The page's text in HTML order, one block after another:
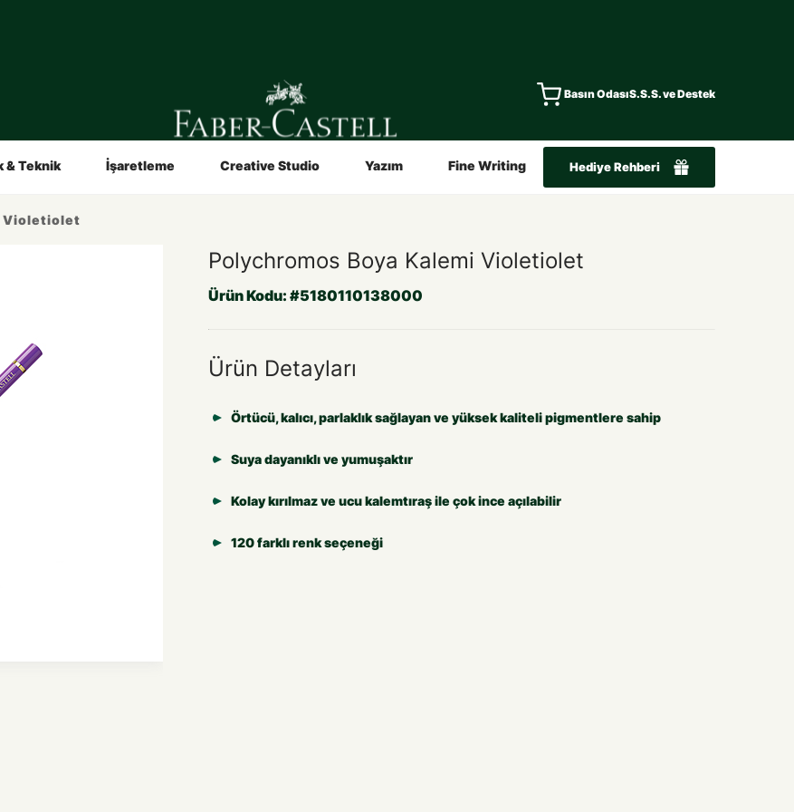
Basın OdasıS.S.S. ve Destek
& Teknik İşaretleme Creative Studio Yazım Fine Writing Hediye Rehberi
Sanatçılar İçin Video ve Broşürler
Hakkımızda
Violetiolet
Polychromos Boya Kalemi Violetiolet
Ürün Kodu: #5180110138000
Ürün Detayları
Örtücü, kalıcı, parlaklık sağlayan ve yüksek kaliteli pigmentlere sahip
Suya dayanıklı ve yumuşaktır
Kolay kırılmaz ve ucu kalemtıraş ile çok ince açılabilir
120 farklı renk seçeneği